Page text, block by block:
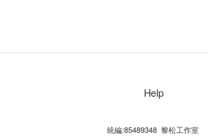
Help
統編:85489348 黎松工作室